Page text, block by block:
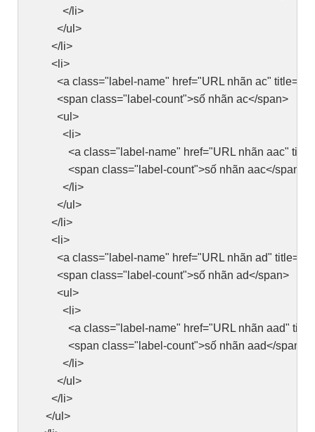
</li>
</ul>
</li>
<li>
<a class="label-name" href="URL nhãn ac" title="
<span class="label-count">số nhãn ac</span>
<ul>
<li>
<a class="label-name" href="URL nhãn aac" title="
<span class="label-count">số nhãn aac</span>
</li>
</ul>
</li>
<li>
<a class="label-name" href="URL nhãn ad" title="
<span class="label-count">số nhãn ad</span>
<ul>
<li>
<a class="label-name" href="URL nhãn aad" title="
<span class="label-count">số nhãn aad</span>
</li>
</ul>
</li>
</ul>